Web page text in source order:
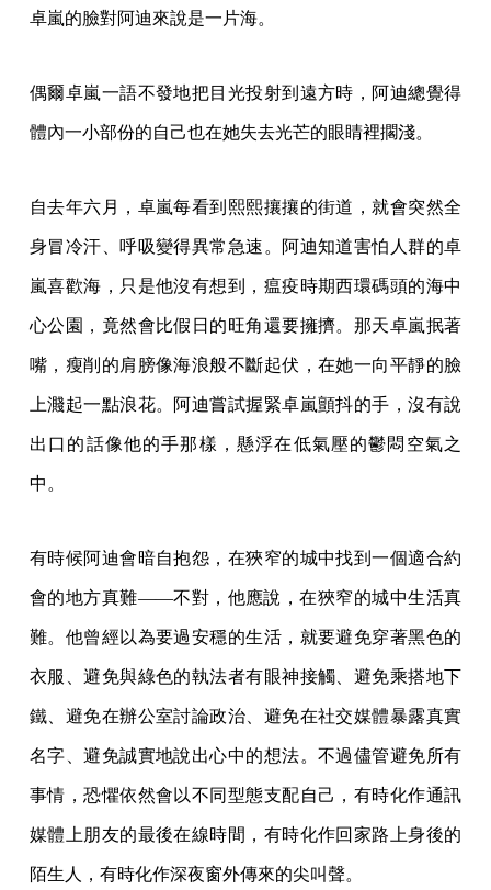
卓嵐的臉對阿迪來說是一片海。
偶爾卓嵐一語不發地把目光投射到遠方時，阿迪總覺得
體內一小部份的自己也在她失去光芒的眼睛裡擱淺。
自去年六月，卓嵐每看到熙熙攘攘的街道，就會突然全
身冒冷汗、呼吸變得異常急速。阿迪知道害怕人群的卓
嵐喜歡海，只是他沒有想到，瘟疫時期西環碼頭的海中
心公園，竟然會比假日的旺角還要擁擠。那天卓嵐抿著
嘴，瘦削的肩膀像海浪般不斷起伏，在她一向平靜的臉
上濺起一點浪花。阿迪嘗試握緊卓嵐顫抖的手，沒有說
出口的話像他的手那樣，懸浮在低氣壓的鬱悶空氣之
中。
有時候阿迪會暗自抱怨，在狹窄的城中找到一個適合約
會的地方真難——不對，他應說，在狹窄的城中生活真
難。他曾經以為要過安穩的生活，就要避免穿著黑色的
衣服、避免與綠色的執法者有眼神接觸、避免乘搭地下
鐵、避免在辦公室討論政治、避免在社交媒體暴露真實
名字、避免誠實地說出心中的想法。不過儘管避免所有
事情，恐懼依然會以不同型態支配自己，有時化作通訊
媒體上朋友的最後在線時間，有時化作回家路上身後的
陌生人，有時化作深夜窗外傳來的尖叫聲。